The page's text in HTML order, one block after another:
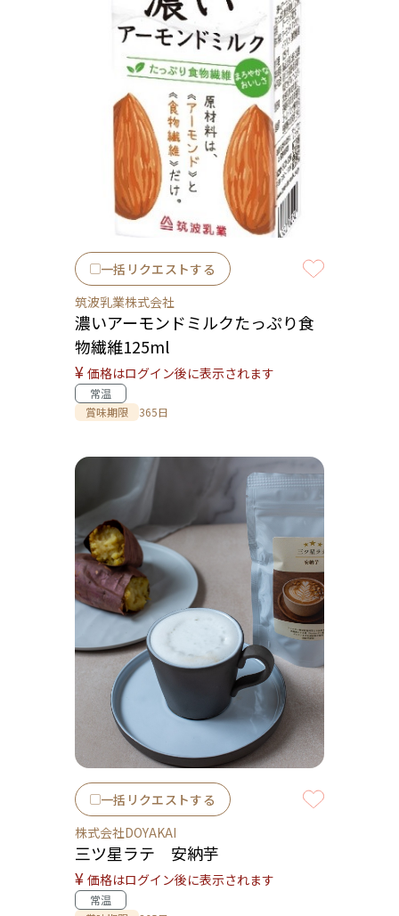
一括リクエストする
筑波乳業株式会社
濃いアーモンドミルクたっぷり食
物繊維125ml
¥ 価格はログイン後に表示されます
常温
賞味期限
365日
一括リクエストする
株式会社DOYAKAI
三ツ星ラテ 安納芋
¥ 価格はログイン後に表示されます
常温